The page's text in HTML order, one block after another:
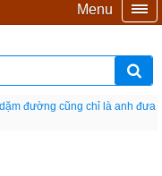
Menu
đường cũng chỉ là anh đưa